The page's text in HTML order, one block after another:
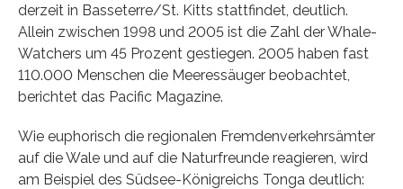
derzeit in Basseterre/St. Kitts stattfindet, deutlich.
Allein zwischen 1998 und 2005 ist die Zahl der Whale-
Watchers um 45 Prozent gestiegen. 2005 haben fast
110.000 Menschen die Meeressäuger beobachtet,
berichtet das Pacific Magazine.
Wie euphorisch die regionalen Fremdenverkehrsämter
auf die Wale und auf die Naturfreunde reagieren, wird
am Beispiel des Südsee-Königreichs Tonga deutlich: